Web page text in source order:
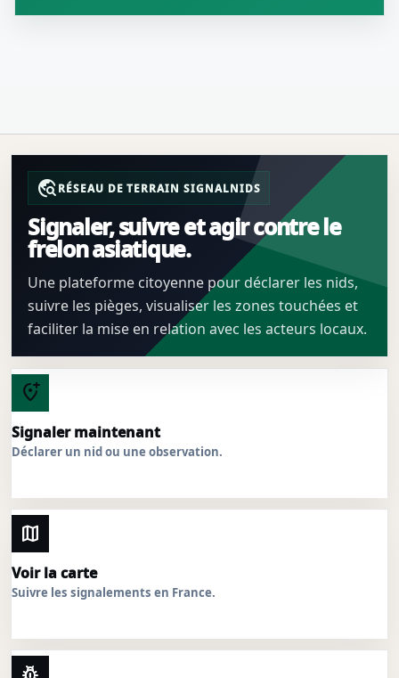
travel_exploreRÉSEAU DE TERRAIN SIGNALNIDS
Signaler, suivre et agir contre le
frelon asiatique.
Une plateforme citoyenne pour déclarer les nids,
suivre les pièges, visualiser les zones touchées et
faciliter la mise en relation avec les acteurs locaux.
add_location_alt
Signaler maintenant
Déclarer un nid ou une observation.
map
Voir la carte
Suivre les signalements en France.